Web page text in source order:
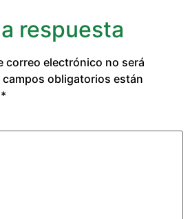
respuesta
correo electrónico no será
campos obligatorios están
*